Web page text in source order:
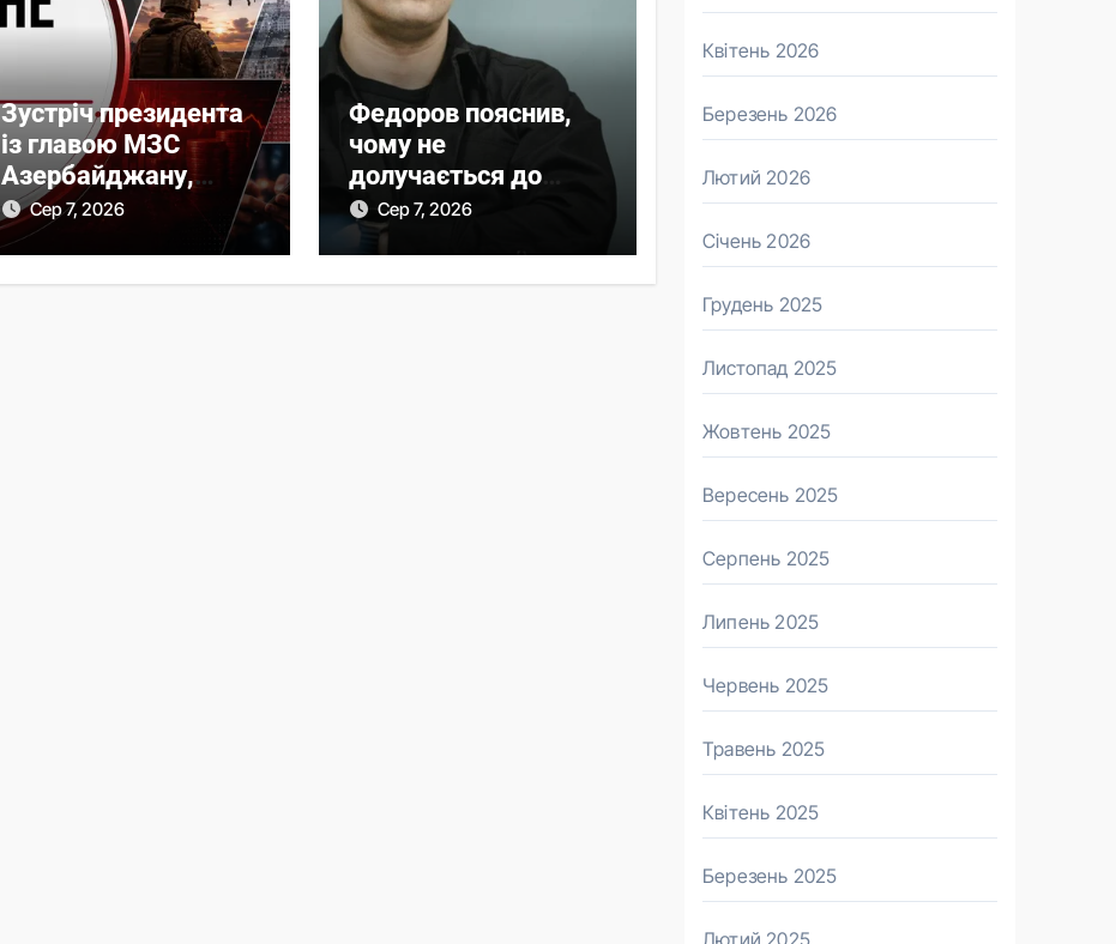
Зустріч президента
із главою МЗС
Азербайджану,
удари по Україні.
Головне за 6 серпня
Сер 7, 2026
Федоров пояснив,
чому не
долучається до
протестів
Сер 7, 2026
Квітень 2026
Березень 2026
Лютий 2026
Січень 2026
Грудень 2025
Листопад 2025
Жовтень 2025
Вересень 2025
Серпень 2025
Липень 2025
Червень 2025
Травень 2025
Квітень 2025
Березень 2025
Лютий 2025